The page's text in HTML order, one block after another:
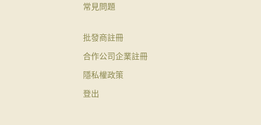
常見問題
批發商註冊
合作公司企業註冊
隱私權政策
登出